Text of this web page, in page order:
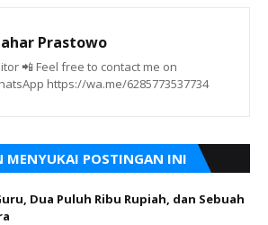
Prastowo
📲 Feel free to contact me on
https://wa.me/6285773537734
MENYUKAI POSTINGAN INI
Dua Puluh Ribu Rupiah, dan Sebuah